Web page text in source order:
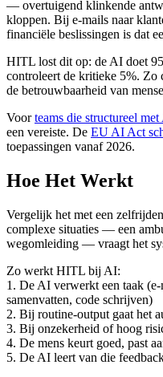
— overtuigend klinkende
kloppen. Bij e-mails naar
financiële beslissingen is dat
HITL lost dit op: de AI doet
controleert de kritieke 5%. Zo
de betrouwbaarheid van
Voorteams die structureel
een vereiste. De EU AI Act
toepassingen vanaf 2026.
Hoe Het Werkt
Vergelijk het met een
complexe situaties — een
wegomleiding — vraagt het
Zo werkt HITL bij AI:
1. De AI verwerkt een taak
samenvatten, code schrijven)
2. Bij routine-output gaat het
3. Bij onzekerheid of hoog
4. De mens keurt goed, past
5. De AI leert van die